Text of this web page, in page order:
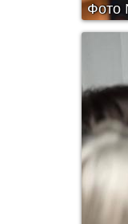
Фото